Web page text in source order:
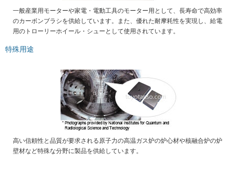
一般産業用モーターや家電・電動工具のモーター用として、長寿命で高効率
のカーボンブラシを供給しています。また、優れた耐摩耗性を実現し、給電
用のトローリーホイール・シューとして使用されています。
特殊用途
高い信頼性と品質が要求される原子力の高温ガス炉の炉心材や核融合炉の炉
壁材など特殊な分野に製品を供給しています。